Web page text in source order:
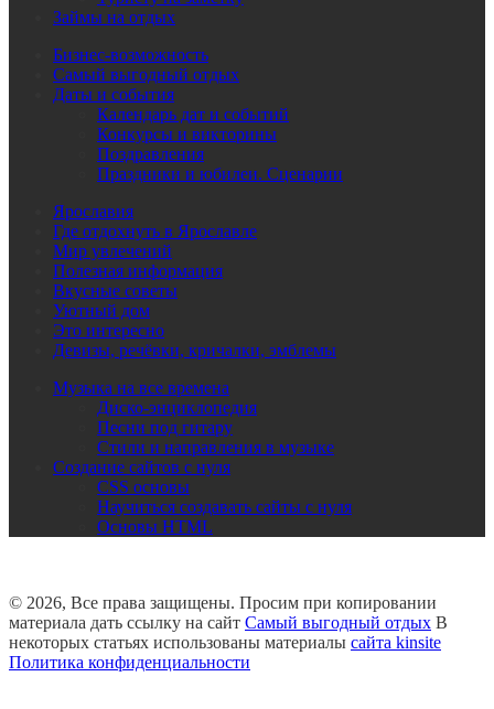
Займы на отдых
Бизнес-возможность
Самый выгодный отдых
Даты и события
Календарь дат и событий
Конкурсы и викторины
Поздравления
Праздники и юбилеи. Сценарии
Ярославия
Где отдохнуть в Ярославле
Мир увлечений
Полезная информация
Вкусные советы
Уютный дом
Это интересно
Девизы, речёвки, кричалки, эмблемы
Музыка на все времена
Диско-энциклопедия
Песни под гитару
Стили и направления в музыке
Создание сайтов с нуля
CSS основы
Научиться создавать сайты с нуля
Основы HTML
© 2026, Все права защищены. Просим при копировании
материала дать ссылку на сайт Самый выгодный отдых В
некоторых статьях использованы материалы сайта kinsite
Политика конфиденциальности